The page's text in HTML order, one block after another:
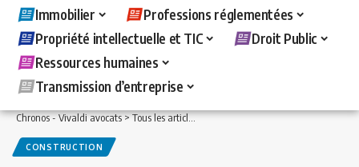
Immobilier
Professions réglementées
Propriété intellectuelle et TIC
Droit Public
Ressources humaines
Transmission d’entreprise
Chronos - Vivaldi avocats>Tous les articles >Immobilier>Construction>
CONSTRUCTION